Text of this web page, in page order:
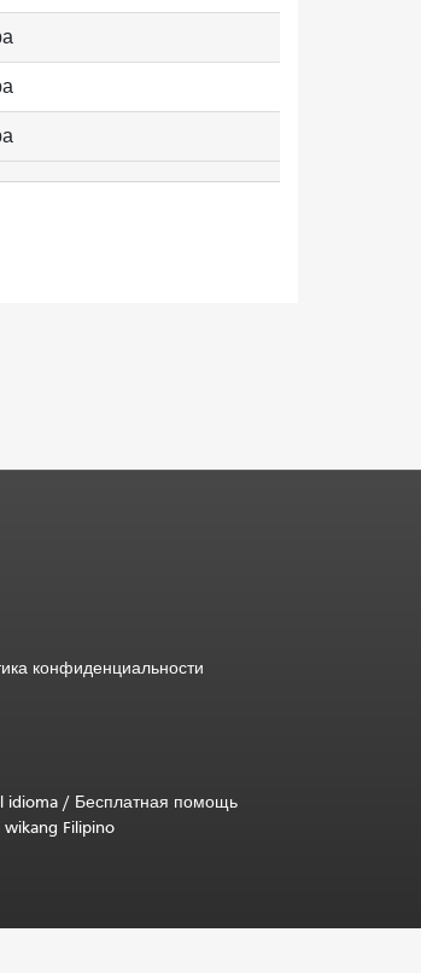
конфиденциальности
idioma / Бесплатная помощь
wikang Filipino